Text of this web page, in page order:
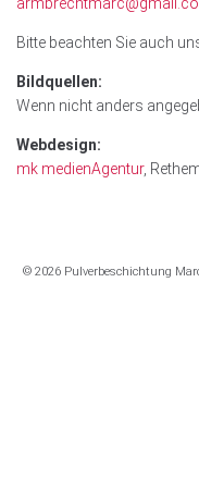
Bitte beachten Sie auch
Bildquellen:
Wenn nicht anders
Webdesign:
mk medienAgentur,
© 2026 Pulverbeschichtung